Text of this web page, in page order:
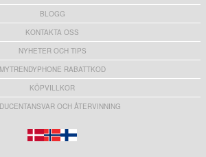
BLOGG
KONTAKTA OSS
NYHETER OCH TIPS
MYTRENDYPHONE RABATTKOD
KÖPVILLKOR
OCH ÅTERVINNING